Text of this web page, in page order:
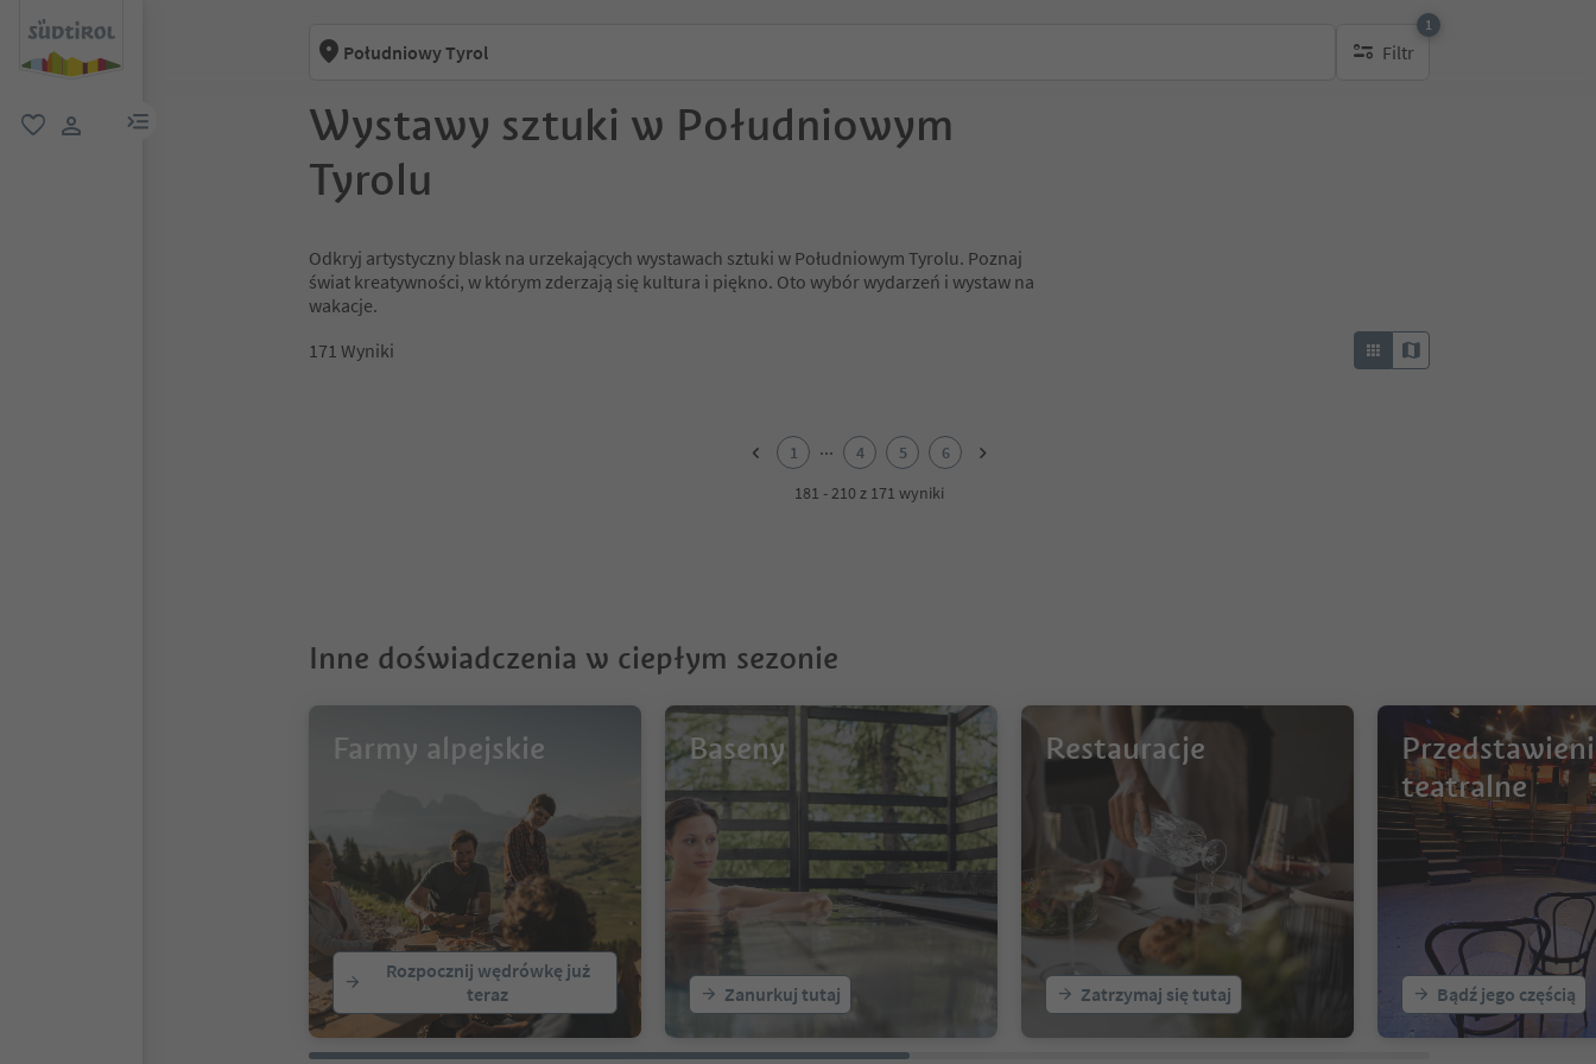
link menu
Południowy Tyrol Filtr
1
1 aktywny filtr
Wystawy sztuki w Południowym
Tyrolu
Odkryj artystyczny blask na urzekających wystawach sztuki w Południowym Tyrolu. Poznaj
świat kreatywności, w którym zderzają się kultura i piękno. Oto wybór wydarzeń i wystaw na
wakacje.
171 Wyniki
1 ... 4 5
6
181 - 210 z 171 wyniki
Inne doświadczenia w ciepłym sezonie
Farmy alpejskie
Rozpocznij wędrówkę już
teraz
Baseny
Zanurkuj tutaj
Restauracje
Zatrzymaj się tutaj
teatralne
Bądź jego częścią